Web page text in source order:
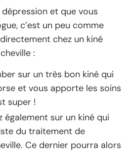
dépression et que vous
c’est un peu comme
chez un kiné
:
sur un très bon kiné qui
et vous apporte les soins
super !
également sur un kiné qui
du traitement de
Ce dernier pourra alors